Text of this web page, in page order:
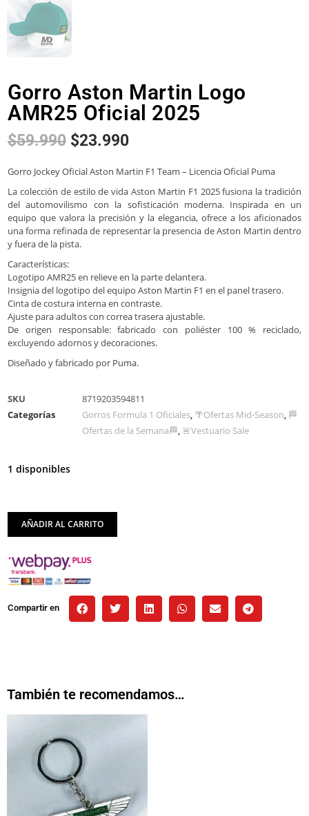
Gorro Aston Martin Logo
AMR25 Oficial 2025
$59.990 $23.990
Gorro Jockey Oficial Aston Martin F1 Team – Licencia Oficial Puma
La colección de estilo de vida Aston Martin F1 2025 fusiona la tradición
del automovilismo con la sofisticación moderna. Inspirada en un
equipo que valora la precisión y la elegancia, ofrece a los aficionados
una forma refinada de representar la presencia de Aston Martin dentro
y fuera de la pista.
Características:
Logotipo AMR25 en relieve en la parte delantera.
Insignia del logotipo del equipo Aston Martin F1 en el panel trasero.
Cinta de costura interna en contraste.
Ajuste para adultos con correa trasera ajustable.
De origen responsable: fabricado con poliéster 100 % reciclado,
excluyendo adornos y decoraciones.
Diseñado y fabricado por Puma.
SKU
8719203594811
Categorías
Gorros Formula 1 Oficiales, 🌴Ofertas Mid-Season, 🏁
Ofertas de la Semana🏁, 🚨Vestuario Sale
1 disponibles
AÑADIR AL CARRITO
Compartir en
También te recomendamos…